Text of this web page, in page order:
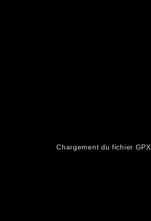
Chargement du fichier GPX